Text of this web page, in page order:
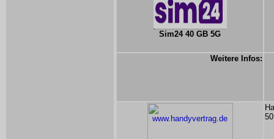
Sim24 40 GB 5G
Weitere Infos: